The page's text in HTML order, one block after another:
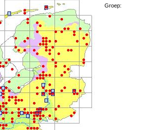
Groep: